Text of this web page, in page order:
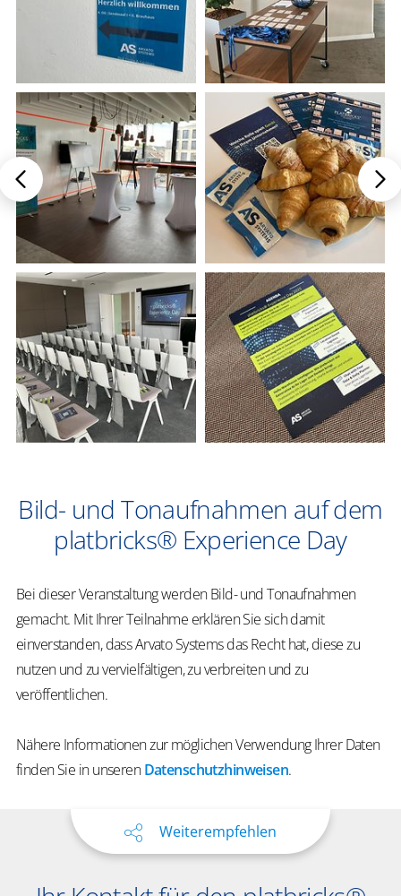
Bild- und Tonaufnahmen auf dem
platbricks® Experience Day
Bei dieser Veranstaltung werden Bild- und Tonaufnahmen
gemacht. Mit Ihrer Teilnahme erklären Sie sich damit
einverstanden, dass Arvato Systems das Recht hat, diese zu
nutzen und zu vervielfältigen, zu verbreiten und zu
veröffentlichen.
Nähere Informationen zur möglichen Verwendung Ihrer Daten
finden Sie in unserenDatenschutzhinweisen.
Weiterempfehlen